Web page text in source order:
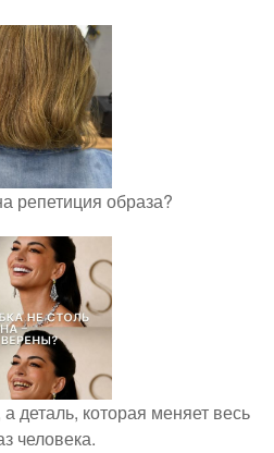
репетиция образа?
деталь, которая меняет весь
человека.